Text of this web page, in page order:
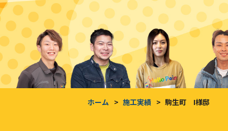
ホーム 施工実績 駒生町 I様邸